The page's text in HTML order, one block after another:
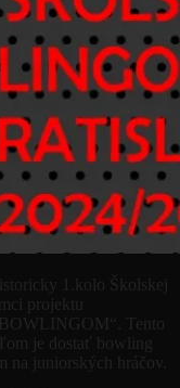
1.kolo Školskej
projektu
Tento
je dostať bowling
na juniorských hráčov.